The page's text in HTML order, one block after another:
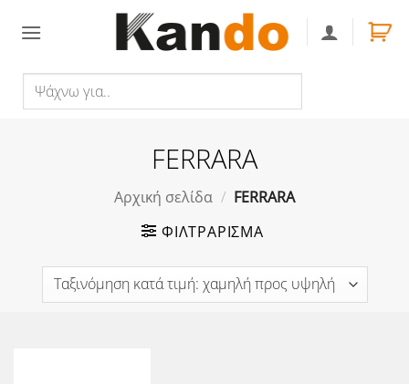
για..
FERRARA
Αρχική σελίδα / FERRARA
ΦΙΛΤΡΆΡΙΣΜΑ